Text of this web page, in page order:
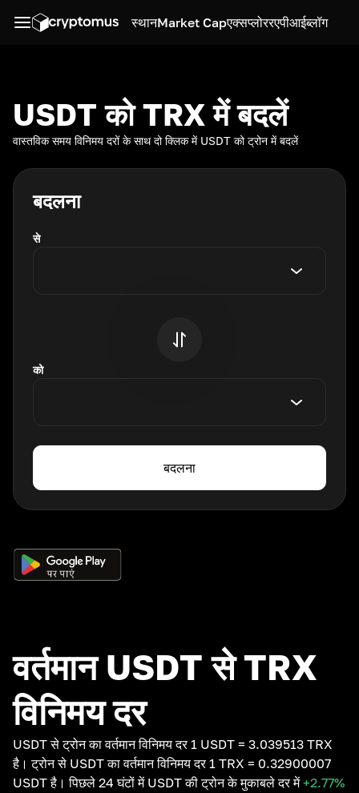
स्थानMarket Capएक्सप्लोररएपीआईब्लॉग
USDT को TRX में बदलें
वास्तविक समय विनिमय दरों के साथ दो क्लिक में USDT को ट्रोन में बदलें
बदलना
से
को
बदलना
वर्तमान USDT से TRX
विनिमय दर
USDT से ट्रोन का वर्तमान विनिमय दर 1 USDT = 3.039513 TRX
है। ट्रोन से USDT का वर्तमान विनिमय दर 1 TRX = 0.32900007
USDT है। पिछले 24 घंटों में USDT की ट्रोन के मुकाबले दर में+2.77%